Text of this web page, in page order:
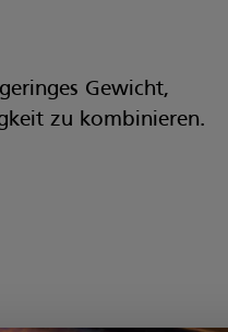
Gewicht,
zu kombinieren.